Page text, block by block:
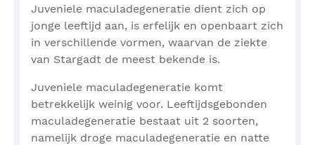
Juveniele maculadegeneratie dient zich op
jonge leeftijd aan, is erfelijk en openbaart zich
in verschillende vormen, waarvan de ziekte
van Stargadt de meest bekende is.
Juveniele maculadegeneratie komt
betrekkelijk weinig voor. Leeftijdsgebonden
maculadegeneratie bestaat uit 2 soorten,
namelijk droge maculadegeneratie en natte